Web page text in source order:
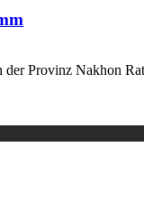
Provinz Nakhon